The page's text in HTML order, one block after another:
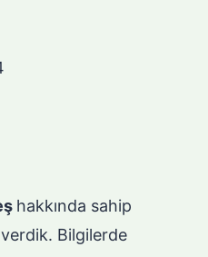
hakkında sahip
Bilgilerde